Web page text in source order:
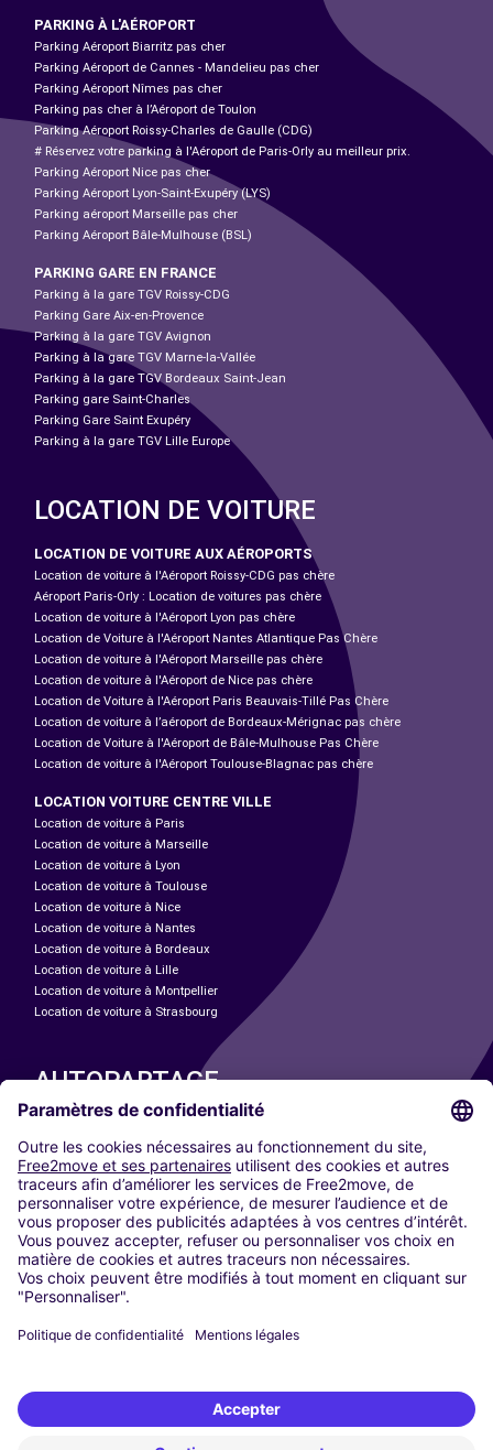
PARKING À L'AÉROPORT
Parking Aéroport Biarritz pas cher
Parking Aéroport de Cannes - Mandelieu pas cher
Parking Aéroport Nîmes pas cher
Parking pas cher à l’Aéroport de Toulon
Parking Aéroport Roissy-Charles de Gaulle (CDG)
# Réservez votre parking à l'Aéroport de Paris-Orly au meilleur prix.
Parking Aéroport Nice pas cher
Parking Aéroport Lyon-Saint-Exupéry (LYS)
Parking aéroport Marseille pas cher
Parking Aéroport Bâle-Mulhouse (BSL)
PARKING GARE EN FRANCE
Parking à la gare TGV Roissy-CDG
Parking Gare Aix-en-Provence
Parking à la gare TGV Avignon
Parking à la gare TGV Marne-la-Vallée
Parking à la gare TGV Bordeaux Saint-Jean
Parking gare Saint-Charles
Parking Gare Saint Exupéry
Parking à la gare TGV Lille Europe
LOCATION DE VOITURE
LOCATION DE VOITURE AUX AÉROPORTS
Location de voiture à l'Aéroport Roissy-CDG pas chère
Aéroport Paris-Orly : Location de voitures pas chère
Location de voiture à l'Aéroport Lyon pas chère
Location de Voiture à l'Aéroport Nantes Atlantique Pas Chère
Location de voiture à l'Aéroport Marseille pas chère
Location de voiture à l'Aéroport de Nice pas chère
Location de Voiture à l'Aéroport Paris Beauvais-Tillé Pas Chère
Location de voiture à l’aéroport de Bordeaux-Mérignac pas chère
Location de Voiture à l'Aéroport de Bâle-Mulhouse Pas Chère
Location de voiture à l'Aéroport Toulouse-Blagnac pas chère
LOCATION VOITURE CENTRE VILLE
Location de voiture à Paris
Location de voiture à Marseille
Location de voiture à Lyon
Location de voiture à Toulouse
Location de voiture à Nice
Location de voiture à Nantes
Location de voiture à Bordeaux
Location de voiture à Lille
Location de voiture à Montpellier
Location de voiture à Strasbourg
AUTOPARTAGE
Paris
Madrid
Washington DC
Milan
Rome
Turin
Vienne
Berlin
Düsseldorf